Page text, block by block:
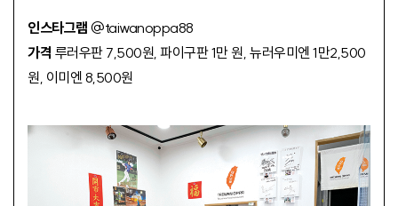
인스타그램@taiwanoppa88
가격 루러우판 7,500원, 파이구판 1만 원, 뉴러우미엔 1만2,500
원, 이미엔 8,500원